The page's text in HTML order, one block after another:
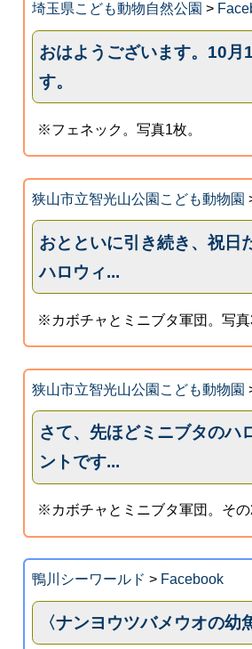
埼玉県こども動物自然公園 >
おはようございます。10月
す。
※フェネック。写真1枚。
狭山市立智光山公園こども動物園
おとといに引き続き、祝日
ハロウィ...
※カボチャとミニブタ軍団。写真
狭山市立智光山公園こども動物園
さて、先ほどミニブタのハ
ントです...
※カボチャとミニブタ軍団。その
鴨川シーワールド > Facebook
〈ナンヨウツバメウオの幼